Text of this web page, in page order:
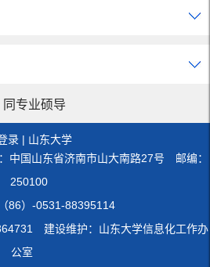
同专业硕导
录 | 山东大学
国山东省济南市山大南路27号 邮编：
250100
86）-0531-88395114
建设维护：山东大学信息化工作办
公室